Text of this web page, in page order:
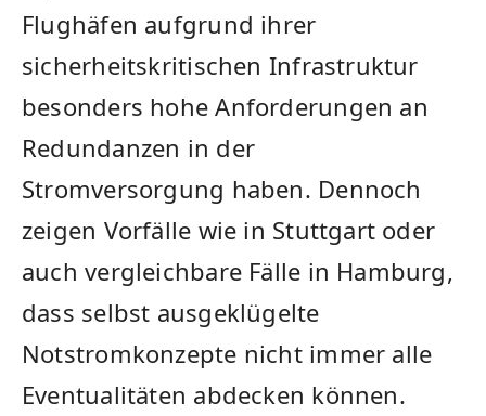
Flughäfen aufgrund ihrer
sicherheitskritischen Infrastruktur
besonders hohe Anforderungen an
Redundanzen in der
Stromversorgung haben. Dennoch
zeigen Vorfälle wie in Stuttgart oder
auch vergleichbare Fälle in Hamburg,
dass selbst ausgeklügelte
Notstromkonzepte nicht immer alle
Eventualitäten abdecken können.